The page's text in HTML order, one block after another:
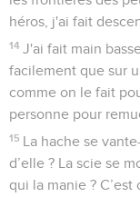
héros, j'ai fait
14 J'ai fait main
facilement que sur
comme on le fait
personne pour
15 La hache se
d’elle ? La scie se
qui la manie ?